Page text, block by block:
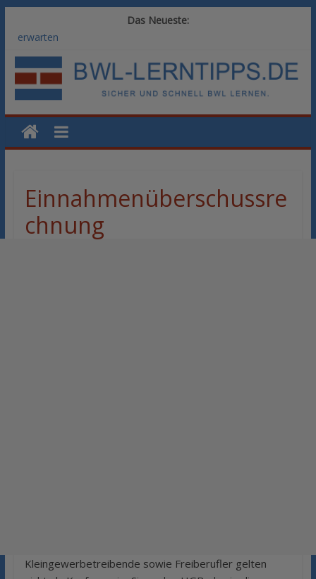
Das Neueste:
Vom BWL-Studium zur Führungsposition: Weiterbildungswege
Rechnungswesen im BWL-Studium: Digitale Tools für die
Finanzbuchhaltung
KI-Kompetenz im BWL-Studium: Controlling und
Datenanalyse verstehen
Methoden der Personalentwicklung: Blended Learning versus
klassische Präsenzschulung im Vergleich
Einnahmenüberschussre
chnung
Kleingewerbetreibende sowie Freiberufler gelten